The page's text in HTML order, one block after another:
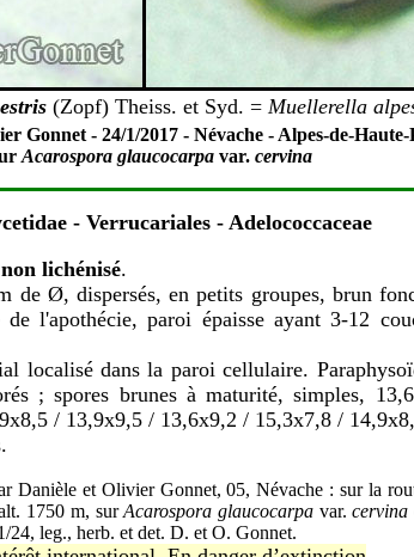
(Zopf) Theiss. et Syd. = Muellerella
Gonnet - 24/1/2017 - Névache - Alpes-de-
Acarospora glaucocarpavar. cervina
- Verrucariales - Adelococcaceae
lichénisé.
de Ø, dispersés, en petits groupes, brun
l'apothécie, paroi épaisse ayant 3-12
localisé dans la paroi cellulaire.
; spores brunes à maturité, simples,
/ 13,9x9,5 / 13,6x9,2 / 15,3x7,8 /
Danièle et Olivier Gonnet, 05, Névache : sur la
1750 m, surAcarospora glaucocarpavar.cervina
24, leg., herb. et det. D. et O. Gonnet.